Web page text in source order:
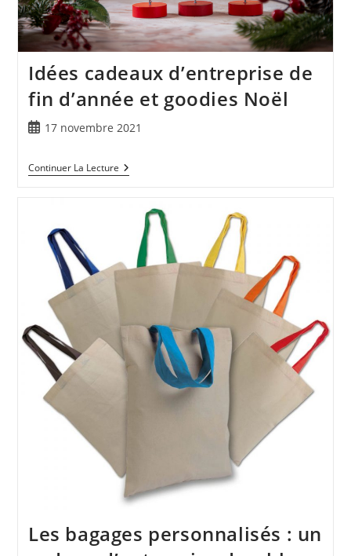
Idées cadeaux d’entreprise de
fin d’année et goodies Noël
17 novembre 2021
Continuer La Lecture
Les bagages personnalisés : un